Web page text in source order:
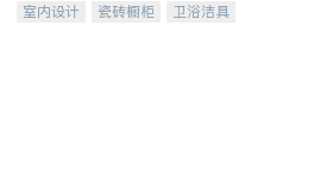
室内设计 瓷砖橱柜
卫浴洁具